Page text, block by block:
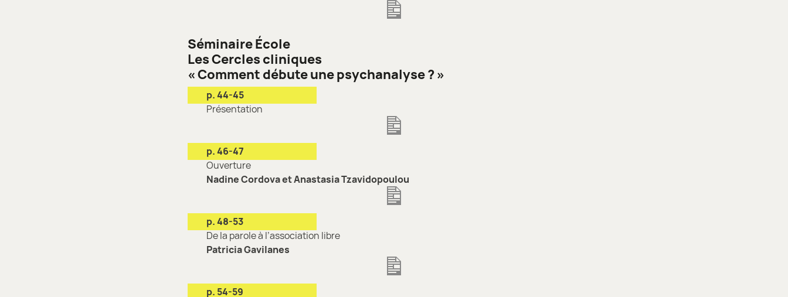
Séminaire École
Les Cercles cliniques
« Comment débute une psychanalyse ? »
p. 44-45
Présentation
p. 46-47
Ouverture
Nadine Cordova et Anastasia Tzavidopoulou
p. 48-53
De la parole à l’association libre
Patricia Gavilanes
p. 54-59